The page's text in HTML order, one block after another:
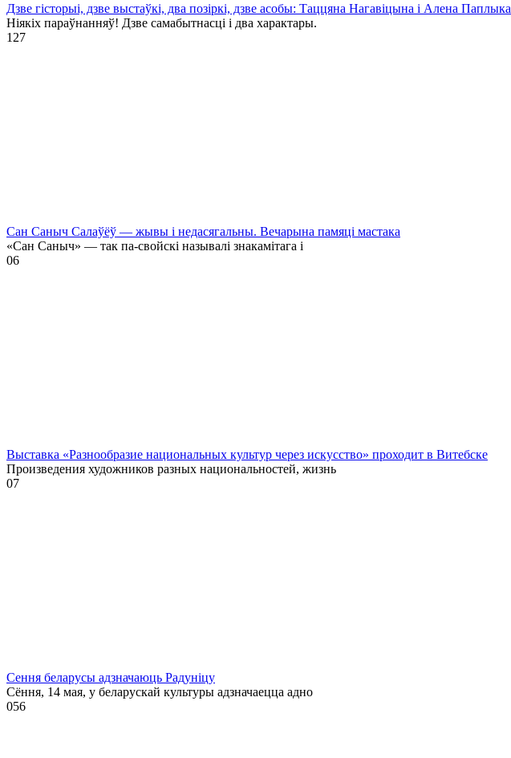
Дзве гісторыі, дзве выстаўкі, два позіркі, дзве асобы: Таццяна Нагавіцына і Алена Паплыка
Ніякіх параўнанняў! Дзве самабытнасці і два характары.
1 27
Сан Саныч Салаўёў — жывы і недасягальны. Вечарына памяці мастака
«Сан Саныч» — так па-свойскі называлі знакамітага і
06
Выставка «Разнообразие национальных культур через искусство» проходит в Витебске
Произведения художников разных национальностей, жизнь
07
Сення беларусы адзначаюць Радуніцу
Сёння, 14 мая, у беларускай культуры адзначаецца адно
056